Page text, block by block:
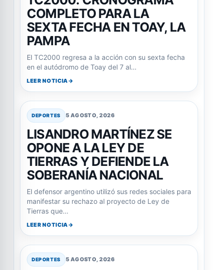
COMPLETO PARA LA
SEXTA FECHA EN TOAY, LA
PAMPA
El TC2000 regresa a la acción con su sexta fecha
en el autódromo de Toay del 7 al…
LEER NOTICIA
DEPORTES 5 AGOSTO, 2026
LISANDRO MARTÍNEZ SE
OPONE A LA LEY DE
TIERRAS Y DEFIENDE LA
SOBERANÍA NACIONAL
El defensor argentino utilizó sus redes sociales para
manifestar su rechazo al proyecto de Ley de
Tierras que…
LEER NOTICIA
DEPORTES 5 AGOSTO, 2026